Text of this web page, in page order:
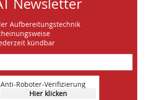
Aufbereitungstechnik
kündbar
Anti-Roboter-Verifizierung
Hier klicken